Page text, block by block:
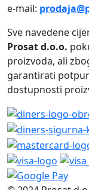
e-mail:
Sve navedene
Prosat d.o.o.
proizvoda, ali
garantirati
dostupnosti